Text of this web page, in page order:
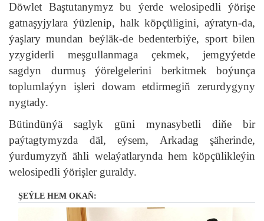
Döwlet Baştutanymyz bu ýerde welosipedli ýörişe
gatnaşyjylara ýüzlenip, halk köpçüligini, aýratyn-da,
ýaşlary mundan beýläk-de bedenterbiýe, sport bilen
yzygiderli meşgullanmaga çekmek, jemgyýetde
sagdyn durmuş ýörelgelerini berkitmek boýunça
toplumlaýyn işleri dowam etdirmegiň zerurdygyny
nygtady.
Bütindünýä saglyk güni mynasybetli diňe bir
paýtagtymyzda däl, eýsem, Arkadag şäherinde,
ýurdumyzyň ähli welaýatlarynda hem köpçülikleýin
welosipedli ýörişler guraldy.
ŞEÝLE HEM OKAŇ: